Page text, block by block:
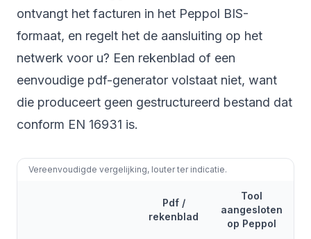
ontvangt het facturen in het Peppol BIS-
formaat, en regelt het de aansluiting op het
netwerk voor u? Een rekenblad of een
eenvoudige pdf-generator volstaat niet, want
die produceert geen gestructureerd bestand dat
conform EN 16931 is.
Vereenvoudigde vergelijking, louter ter indicatie.
Pdf /
rekenblad
Tool
aangesloten
op Peppol